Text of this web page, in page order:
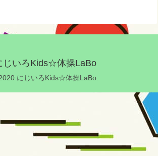
じいろKids☆体操LaBo
にじいろKids☆体操LaBo.